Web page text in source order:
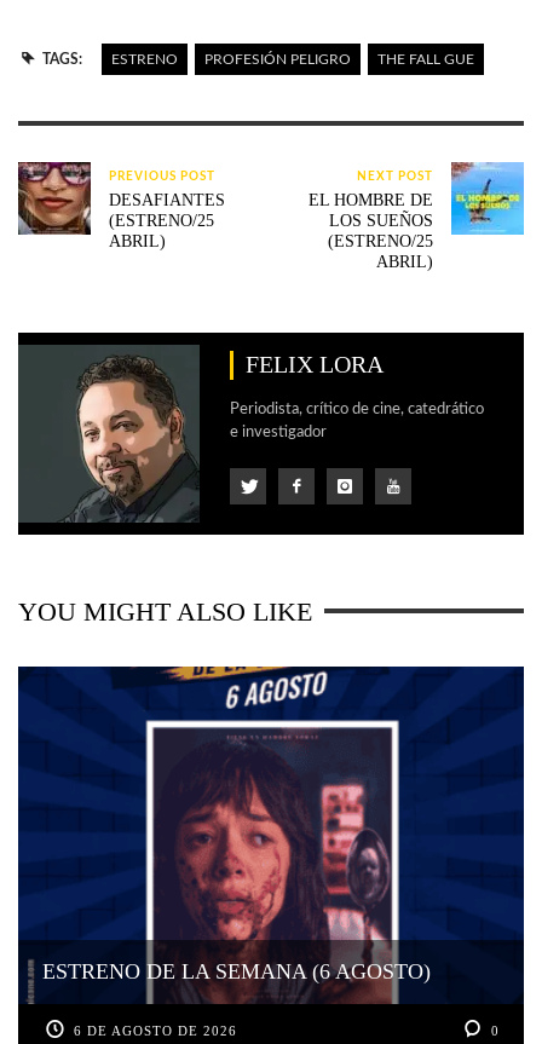
TAGS: ESTRENO PROFESIÓN PELIGRO THE FALL GUE
PREVIOUS POST
DESAFIANTES
(ESTRENO/25
ABRIL)
NEXT POST
EL HOMBRE DE
LOS SUEÑOS
(ESTRENO/25
ABRIL)
FELIX LORA
Periodista, crítico de cine, catedrático
e investigador
YOU MIGHT ALSO LIKE
ESTRENO DE LA SEMANA (6 AGOSTO)
6 DE AGOSTO DE 2026 0